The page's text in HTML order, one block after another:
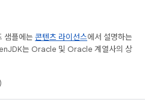
샘플에는 콘텐츠 라이선스에서 설명하는
는 Oracle 및 Oracle 계열사의 상